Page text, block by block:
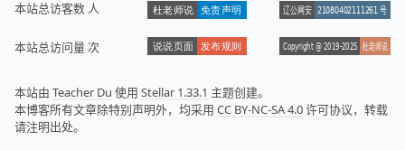
本站总访客数 人
本站总访问量次
本站由 Teacher Du 使用 Stellar 1.33.1 主题创建。
本博客所有文章除特别声明外，均采用 CC BY-NC-SA 4.0许可协议，转载
请注明出处。